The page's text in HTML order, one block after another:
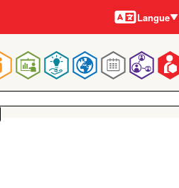
Langues
Langue